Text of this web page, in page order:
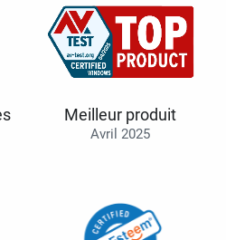
Meilleur produit
Avril 2025